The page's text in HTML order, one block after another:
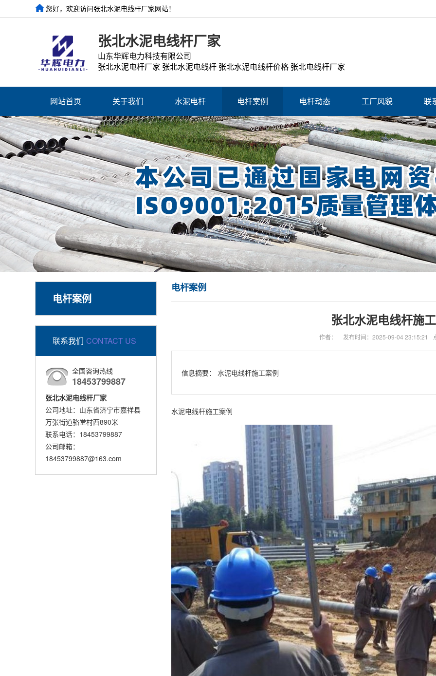
您好，欢迎访问张北水泥电线杆厂家网站！
张北水泥电线杆厂家
山东华辉电力科技有限公司
张北水泥电杆厂家 张北水泥电线杆 张北水泥电线杆价格 张北电线杆厂家
网站首页 关于我们 水泥电杆 电杆案例 电杆动态 工厂风貌 联
电杆案例
联系我们 CONTACT US
全国咨询热线
18453799887
张北水泥电线杆厂家
公司地址：山东省济宁市嘉祥县
万张街道骆堂村西890米
联系电话：18453799887
公司邮箱：
18453799887@163.com
电杆案例
张北水泥电线杆施
作者： 发布时间：2025-09-04 23:15:21
信息摘要： 水泥电线杆施工案例
水泥电线杆施工案例